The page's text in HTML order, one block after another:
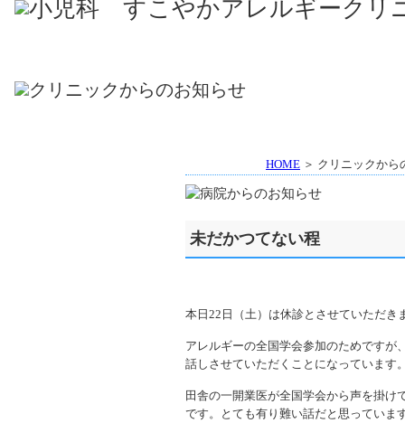
HOME ＞ クリニックか
未だかつてない程
本日22日（土）は休診とさせていただき
アレルギーの全国学会参加のためですが
話しさせていただくことになっています
田舎の一開業医が全国学会から声を掛け
です。とても有り難い話だと思っていま